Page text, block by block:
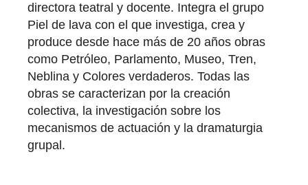
directora teatral y docente. Integra el grupo
Piel de lava con el que investiga, crea y
produce desde hace más de 20 años obras
como Petróleo, Parlamento, Museo, Tren,
Neblina y Colores verdaderos. Todas las
obras se caracterizan por la creación
colectiva, la investigación sobre los
mecanismos de actuación y la dramaturgia
grupal.